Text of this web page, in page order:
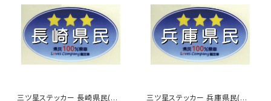
三ツ星ステッカー 長崎県民(ブ 三ツ星ステッカー 兵庫県民(ブ